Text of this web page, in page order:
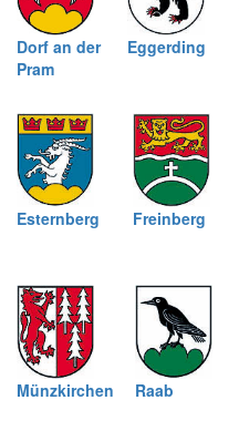
Dorf an der
Pram
Eggerding
Esternberg Freinberg
Münzkirchen Raab